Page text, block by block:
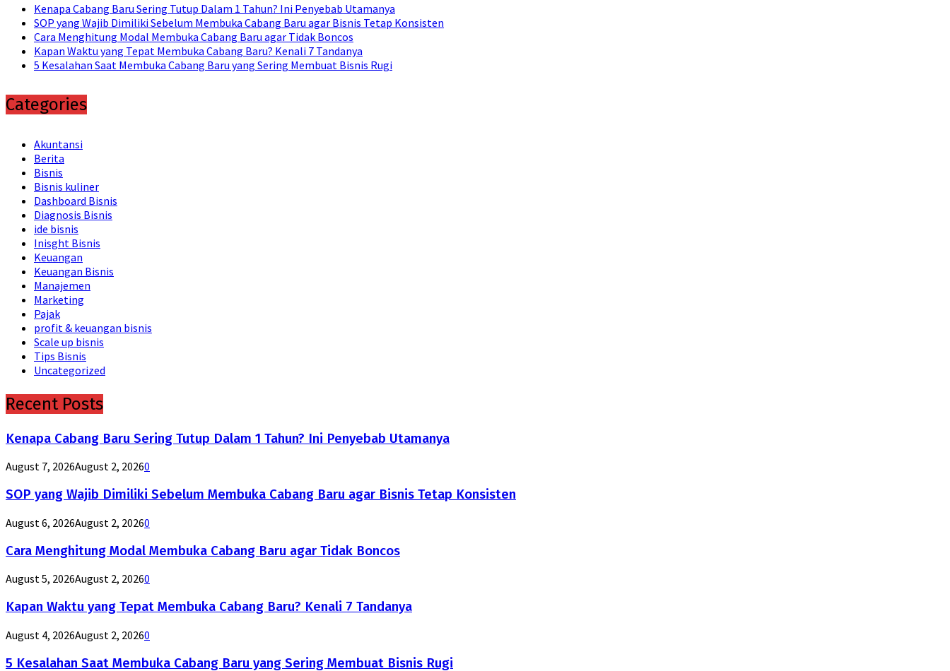
Kenapa Cabang Baru Sering Tutup Dalam 1 Tahun? Ini Penyebab Utamanya
SOP yang Wajib Dimiliki Sebelum Membuka Cabang Baru agar Bisnis Tetap Konsisten
Cara Menghitung Modal Membuka Cabang Baru agar Tidak Boncos
Kapan Waktu yang Tepat Membuka Cabang Baru? Kenali 7 Tandanya
5 Kesalahan Saat Membuka Cabang Baru yang Sering Membuat Bisnis Rugi
Categories
Akuntansi
Berita
Bisnis
Bisnis kuliner
Dashboard Bisnis
Diagnosis Bisnis
ide bisnis
Inisght Bisnis
Keuangan
Keuangan Bisnis
Manajemen
Marketing
Pajak
profit & keuangan bisnis
Scale up bisnis
Tips Bisnis
Uncategorized
Recent Posts
Kenapa Cabang Baru Sering Tutup Dalam 1 Tahun? Ini Penyebab Utamanya
August 7, 2026August 2, 20260
SOP yang Wajib Dimiliki Sebelum Membuka Cabang Baru agar Bisnis Tetap Konsisten
August 6, 2026August 2, 20260
Cara Menghitung Modal Membuka Cabang Baru agar Tidak Boncos
August 5, 2026August 2, 20260
Kapan Waktu yang Tepat Membuka Cabang Baru? Kenali 7 Tandanya
August 4, 2026August 2, 20260
5 Kesalahan Saat Membuka Cabang Baru yang Sering Membuat Bisnis Rugi